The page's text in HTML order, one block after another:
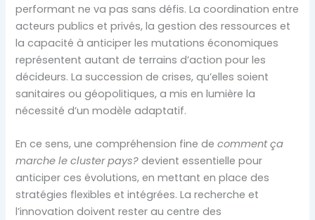
performant ne va pas sans défis. La coordination entre
acteurs publics et privés, la gestion des ressources et
la capacité à anticiper les mutations économiques
représentent autant de terrains d’action pour les
décideurs. La succession de crises, qu’elles soient
sanitaires ou géopolitiques, a mis en lumière la
nécessité d’un modèle adaptatif.
En ce sens, une compréhension fine decomment ça
marche le cluster pays? devient essentielle pour
anticiper ces évolutions, en mettant en place des
stratégies flexibles et intégrées. La recherche et
l’innovation doivent rester au centre des